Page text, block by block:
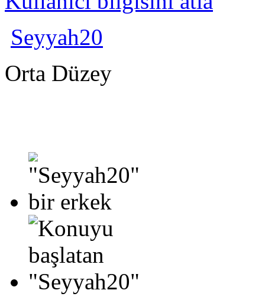
Seyyah20
Orta Düzey